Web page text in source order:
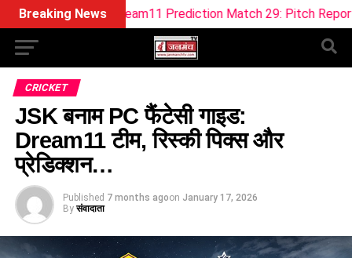
Breaking News
W Dream11 Prediction Match 29: Pitch Report, Playing 11,
CRICKET
JSK बनाम PC फैंटेसी गाइड:
Dream11 टीम, रिस्की पिक्स और
प्रेडिक्शन…
Published 7 months agoon January 17, 2026
By संवादाता